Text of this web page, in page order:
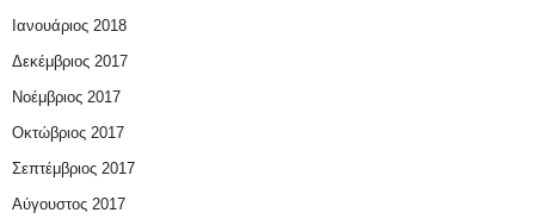
Ιανουάριος 2018
Δεκέμβριος 2017
Νοέμβριος 2017
Οκτώβριος 2017
Σεπτέμβριος 2017
Αύγουστος 2017